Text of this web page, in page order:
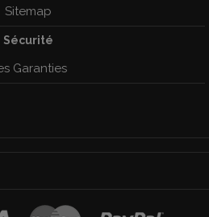
Sitemap
Sécurité
Garanties